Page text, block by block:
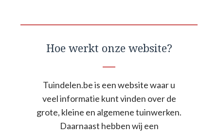
Hoe werkt onze website?
Tuindelen.be is een website waar u
veel informatie kunt vinden over de
grote, kleine en algemene tuinwerken.
Daarnaast hebben wij een